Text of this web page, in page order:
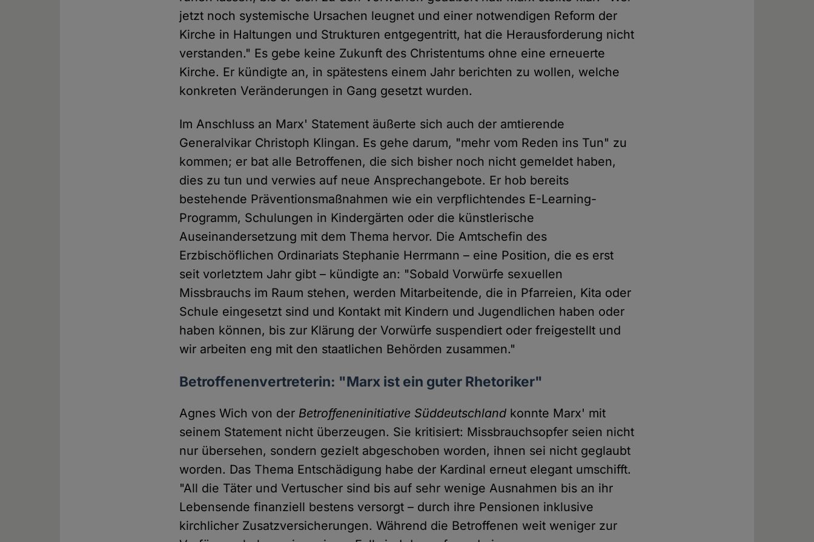
jetzt noch systemische Ursachen leugnet und einer notwendigen Reform der
Kirche in Haltungen und Strukturen entgegentritt, hat die Herausforderung nicht
verstanden." Es gebe keine Zukunft des Christentums ohne eine erneuerte
Kirche. Er kündigte an, in spätestens einem Jahr berichten zu wollen, welche
konkreten Veränderungen in Gang gesetzt wurden.
Im Anschluss an Marx' Statement äußerte sich auch der amtierende
Generalvikar Christoph Klingan. Es gehe darum, "mehr vom Reden ins Tun" zu
kommen; er bat alle Betroffenen, die sich bisher noch nicht gemeldet haben,
dies zu tun und verwies auf neue Ansprechangebote. Er hob bereits
bestehende Präventionsmaßnahmen wie ein verpflichtendes E-Learning-
Programm, Schulungen in Kindergärten oder die künstlerische
Auseinandersetzung mit dem Thema hervor. Die Amtschefin des
Erzbischöflichen Ordinariats Stephanie Herrmann – eine Position, die es erst
seit vorletztem Jahr gibt – kündigte an: "Sobald Vorwürfe sexuellen
Missbrauchs im Raum stehen, werden Mitarbeitende, die in Pfarreien, Kita oder
Schule eingesetzt sind und Kontakt mit Kindern und Jugendlichen haben oder
haben können, bis zur Klärung der Vorwürfe suspendiert oder freigestellt und
wir arbeiten eng mit den staatlichen Behörden zusammen."
Betroffenenvertreterin: "Marx ist ein guter Rhetoriker"
Agnes Wich von der Betroffeneninitiative Süddeutschland konnte Marx' mit
seinem Statement nicht überzeugen. Sie kritisiert: Missbrauchsopfer seien nicht
nur übersehen, sondern gezielt abgeschoben worden, ihnen sei nicht geglaubt
worden. Das Thema Entschädigung habe der Kardinal erneut elegant umschifft.
"All die Täter und Vertuscher sind bis auf sehr wenige Ausnahmen bis an ihr
Lebensende finanziell bestens versorgt – durch ihre Pensionen inklusive
kirchlicher Zusatzversicherungen. Während die Betroffenen weit weniger zur